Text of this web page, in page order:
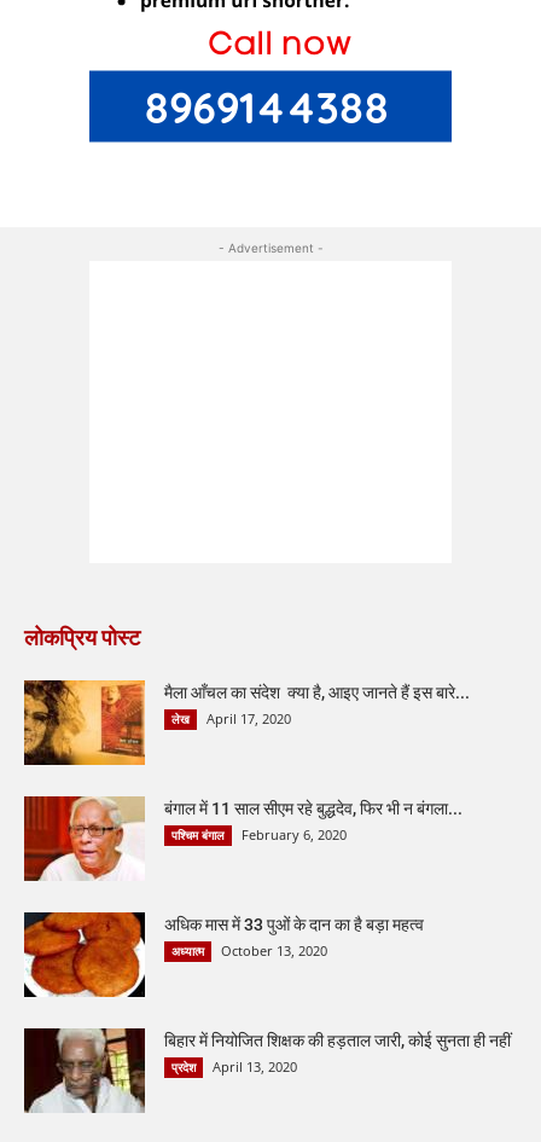
- Advertisement -
लोकप्रिय पोस्ट
मैला आँचल का संदेश क्या है, आइए जानते हैं इस बारे...
लेख April 17, 2020
बंगाल में 11 साल सीएम रहे बुद्धदेव, फिर भी न बंगला...
पश्चिम बंगाल February 6, 2020
अधिक मास में 33 पुओं के दान का है बड़ा महत्व
अध्यात्म October 13, 2020
बिहार में नियोजित शिक्षक की हड़ताल जारी, कोई सुनता ही नहीं
प्रदेश April 13, 2020